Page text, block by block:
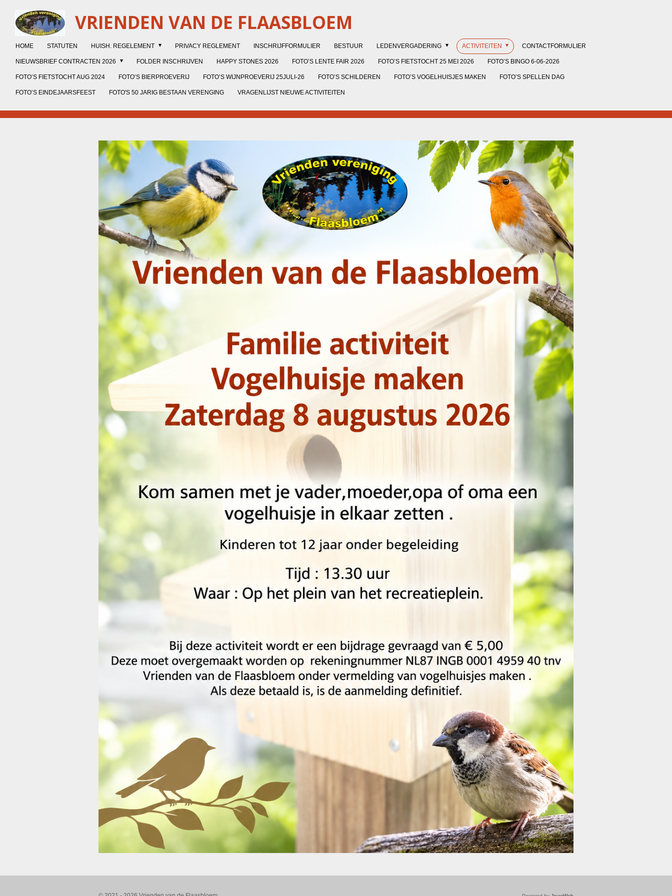
direct
VRIENDEN VAN DE FLAASBLOEM
HOME STATUTEN HUISH. REGELEMENT PRIVACY REGLEMENT INSCHRIJFFORMULIER BESTUUR LEDENVERGADERING ACTIVITEITEN CONTACTFORMULIER
NIEUWSBRIEF CONTRACTEN 2026 FOLDER INSCHRIJVEN HAPPY STONES 2026 FOTO’S LENTE FAIR 2026 FOTO’S FIETSTOCHT 25 MEI 2026 FOTO’S BINGO 6-06-2026
FOTO’S FIETSTOCHT AUG 2024 FOTO’S BIERPROEVERIJ FOTO’S WIJNPROEVERIJ 25JULI-26 FOTO’S SCHILDEREN FOTO’S VOGELHUISJES MAKEN FOTO’S SPELLEN DAG
FOTO’S EINDEJAARSFEEST FOTO'S 50 JARIG BESTAAN VERENGING VRAGENLIJST NIEUWE ACTIVITEITEN